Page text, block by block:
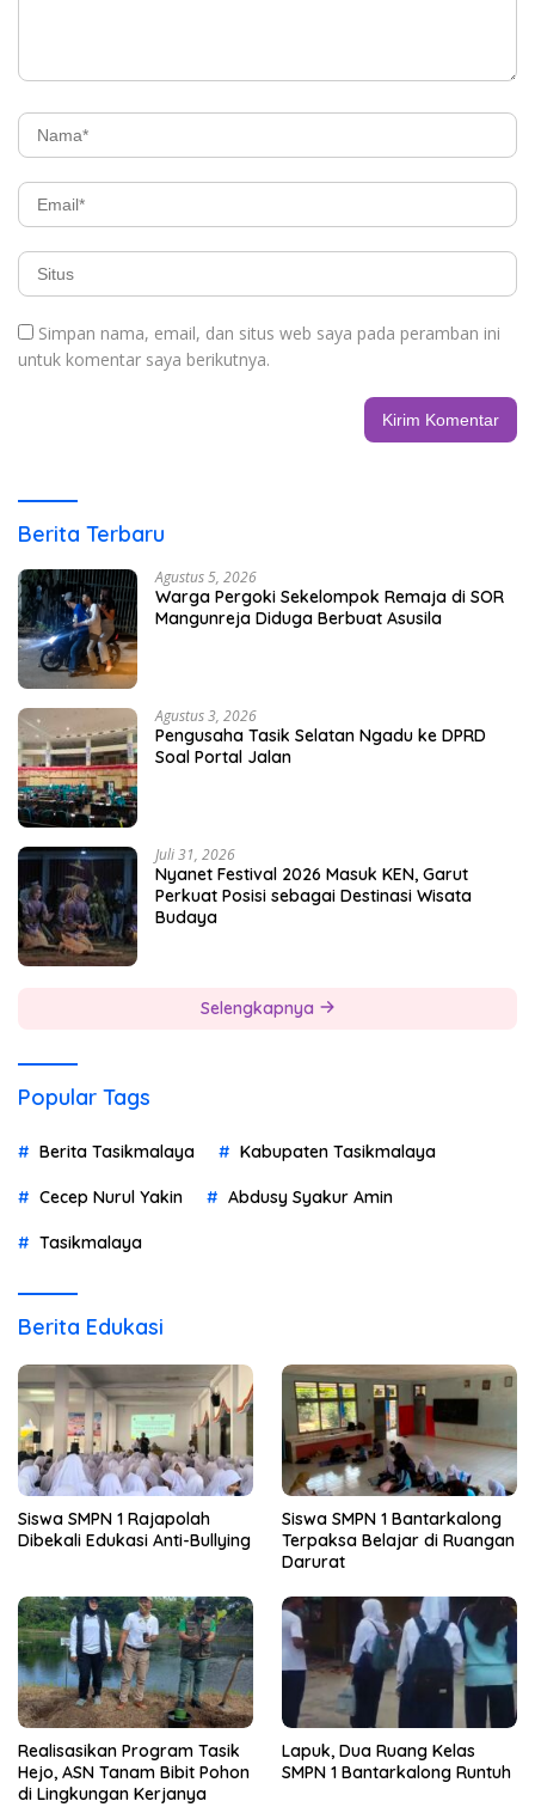
Simpan nama, email, dan situs web saya pada peramban ini
untuk komentar saya berikutnya.
Berita Terbaru
Agustus 5, 2026
Warga Pergoki Sekelompok Remaja di SOR
Mangunreja Diduga Berbuat Asusila
Agustus 3, 2026
Pengusaha Tasik Selatan Ngadu ke DPRD
Soal Portal Jalan
Juli 31, 2026
Nyanet Festival 2026 Masuk KEN, Garut
Perkuat Posisi sebagai Destinasi Wisata
Budaya
Selengkapnya
Popular Tags
Berita Tasikmalaya Kabupaten Tasikmalaya
Cecep Nurul Yakin Abdusy Syakur Amin
Tasikmalaya
Berita Edukasi
Siswa SMPN 1 Rajapolah
Dibekali Edukasi Anti-Bullying
Siswa SMPN 1 Bantarkalong
Terpaksa Belajar di Ruangan
Darurat
Realisasikan Program Tasik
Hejo, ASN Tanam Bibit Pohon
di Lingkungan Kerjanya
Lapuk, Dua Ruang Kelas
SMPN 1 Bantarkalong Runtuh